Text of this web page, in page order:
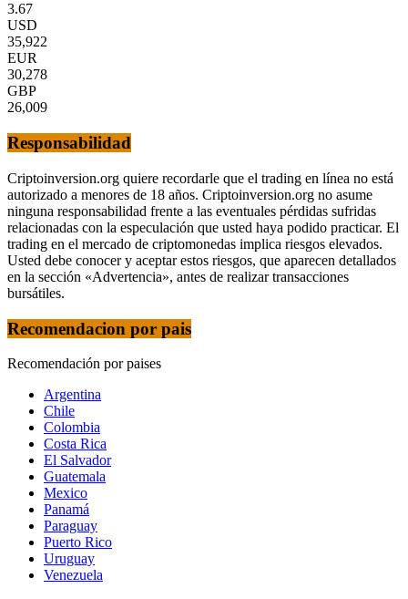
3.67
USD
35,922
EUR
30,278
GBP
26,009
Responsabilidad
Criptoinversion.org quiere recordarle que el trading en línea no está
autorizado a menores de 18 años. Criptoinversion.org no asume
ninguna responsabilidad frente a las eventuales pérdidas sufridas
relacionadas con la especulación que usted haya podido practicar. El
trading en el mercado de criptomonedas implica riesgos elevados.
Usted debe conocer y aceptar estos riesgos, que aparecen detallados
en la sección «Advertencia», antes de realizar transacciones
bursátiles.
Recomendacion por pais
Recomendación por paises
Argentina
Chile
Colombia
Costa Rica
El Salvador
Guatemala
Mexico
Panamá
Paraguay
Puerto Rico
Uruguay
Venezuela